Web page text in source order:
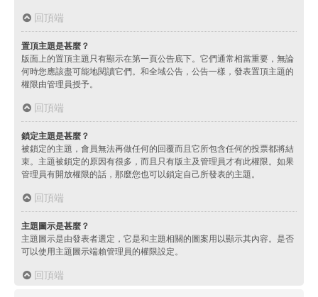
回頂端
置頂主題是甚麼？
版面上的置頂主題只有顯示在第一頁公告底下。它們通常相當重要，無論
何時您應該盡可能地閱讀它們。和全域公告，公告一樣，發表置頂主題的
權限由管理員授予。
回頂端
鎖定主題是甚麼？
被鎖定的主題，會員無法再做任何的回覆而且它所包含任何的投票都將結
束。主題被鎖定的原因有很多，而且只有版主及管理員才有此權限。如果
管理員有開放權限的話，那麼您也可以鎖定自己所發表的主題。
回頂端
主題圖示是甚麼？
主題圖示是由發表者選定，它是和主題相關的圖案用以顯示其內容。是否
可以使用主題圖示端賴管理員的權限設定。
回頂端